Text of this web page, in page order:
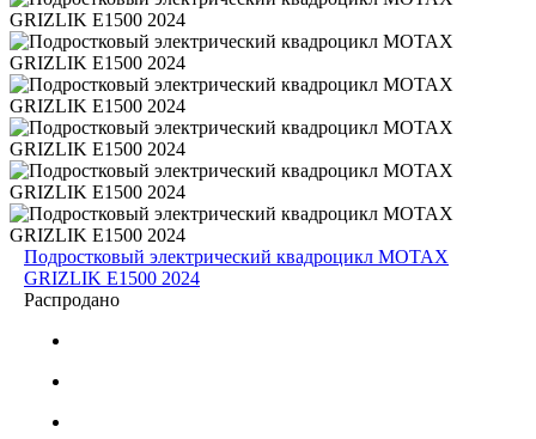
Подростковый электрический квадроцикл MOTAX
GRIZLIK E1500 2024
Распродано